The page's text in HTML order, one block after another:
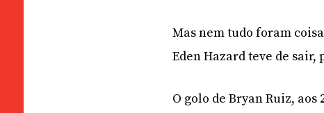
Mas nem tudo foram
Eden Hazard teve de
O golo de Bryan Ruiz, aos